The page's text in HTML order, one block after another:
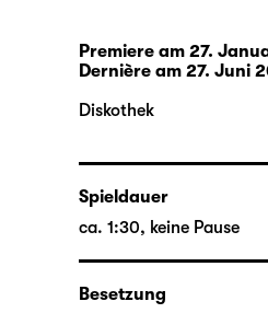
Premiere am 27.
Dernière am 27. Juni
Diskothek
Spieldauer
ca. 1:30, keine Pause
Besetzung